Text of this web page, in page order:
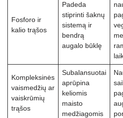
Fosforo ir
kalio trąšos
Padeda
stiprinti šaknų
sistemą ir
bendrą
augalo būklę
Kompleksinės
vaismedžių ar
vaiskrūmių
trąšos
Subalansuotai
aprūpina
keliomis
maisto
medžiagomis